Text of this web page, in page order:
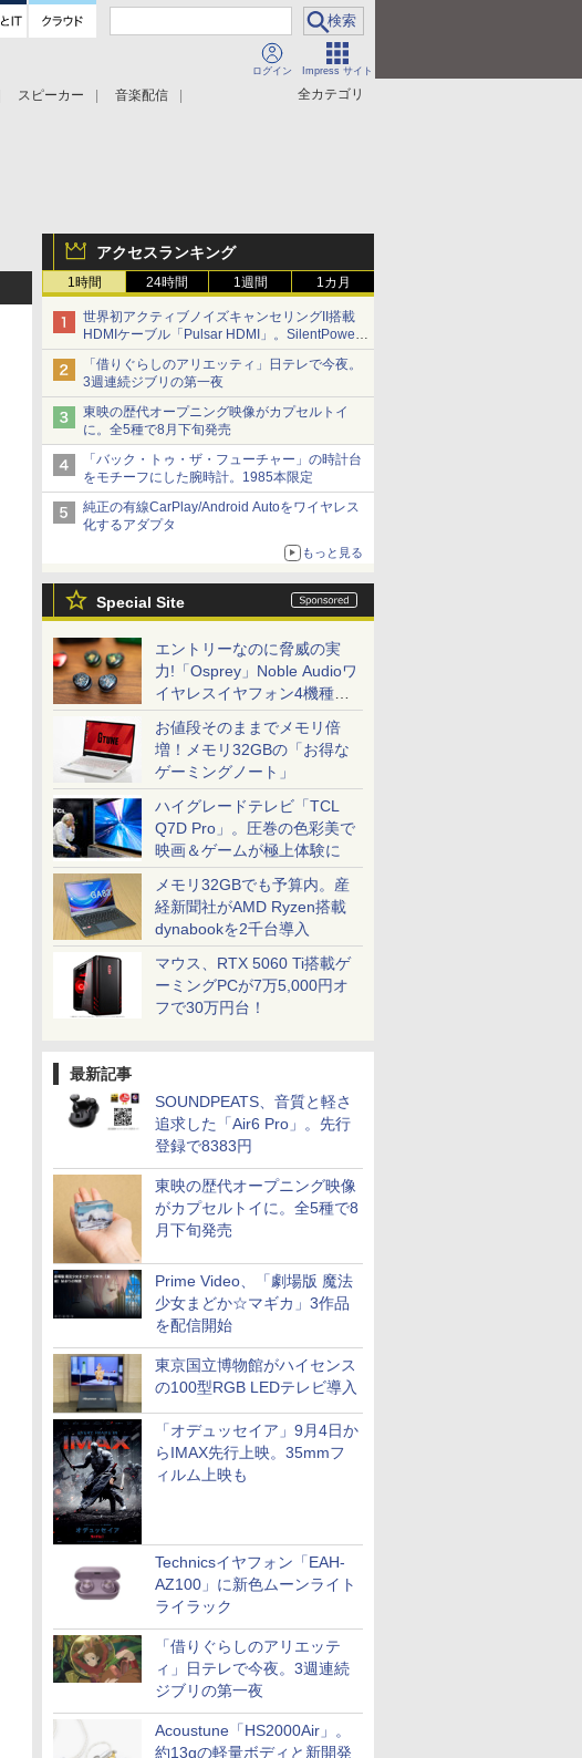
ログイン Impress サイト
全カテゴリ
スピーカー
音楽配信
アクセスランキング
1時間 24時間 1週間 1カ月
世界初アクティブノイズキャンセリングII搭載
HDMIケーブル「Pulsar HDMI」。SilentPower
から
「借りぐらしのアリエッティ」日テレで今夜。
3週連続ジブリの第一夜
東映の歴代オープニング映像がカプセルトイ
に。全5種で8月下旬発売
「バック・トゥ・ザ・フューチャー」の時計台
をモチーフにした腕時計。1985本限定
純正の有線CarPlay/Android Autoをワイヤレス
化するアダプタ
もっと見る
Special Site
エントリーなのに脅威の実
力!「Osprey」Noble Audioワ
イヤレスイヤフォン4機種を
一気に聴く
お値段そのままでメモリ倍
増！メモリ32GBの「お得な
ゲーミングノート」
ハイグレードテレビ「TCL
Q7D Pro」。圧巻の色彩美で
映画＆ゲームが極上体験に
メモリ32GBでも予算内。産
経新聞社がAMD Ryzen搭載
dynabookを2千台導入
マウス、RTX 5060 Ti搭載ゲ
ーミングPCが7万5,000円オ
フで30万円台！
最新記事
SOUNDPEATS、音質と軽さ
追求した「Air6 Pro」。先行
登録で8383円
東映の歴代オープニング映像
がカプセルトイに。全5種で8
月下旬発売
Prime Video、「劇場版 魔法
少女まどか☆マギカ」3作品
を配信開始
東京国立博物館がハイセンス
の100型RGB LEDテレビ導入
「オデュッセイア」9月4日か
らIMAX先行上映。35mmフ
ィルム上映も
Technicsイヤフォン「EAH-
AZ100」に新色ムーンライト
ライラック
「借りぐらしのアリエッテ
ィ」日テレで今夜。3週連続
ジブリの第一夜
Acoustune「HS2000Air」。
約13gの軽量ボディと新開発